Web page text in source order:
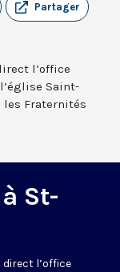
Partager
l’office
Saint-
les Fraternités
St-
direct l’office